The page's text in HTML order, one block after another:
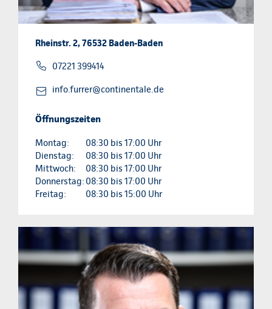
Rheinstr. 2, 76532 Baden-Baden
07221 399414
info.furrer@continentale.de
Öffnungszeiten
Montag:
08:30 bis 17:00 Uhr
Dienstag:
08:30 bis 17:00 Uhr
Mittwoch:
08:30 bis 17:00 Uhr
Donnerstag: 08:30 bis 17:00 Uhr
Freitag:
08:30 bis 15:00 Uhr